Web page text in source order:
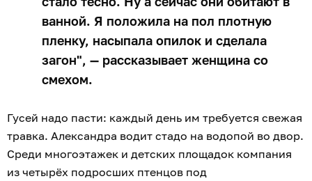
ванной. Я положила на пол плотную
пленку, насыпала опилок и сделала
загон", — рассказывает женщина со
смехом.
Гусей надо пасти: каждый день им требуется свежая
травка. Александра водит стадо на водопой во двор.
Среди многоэтажек и детских площадок компания
из четырёх подросших птенцов под